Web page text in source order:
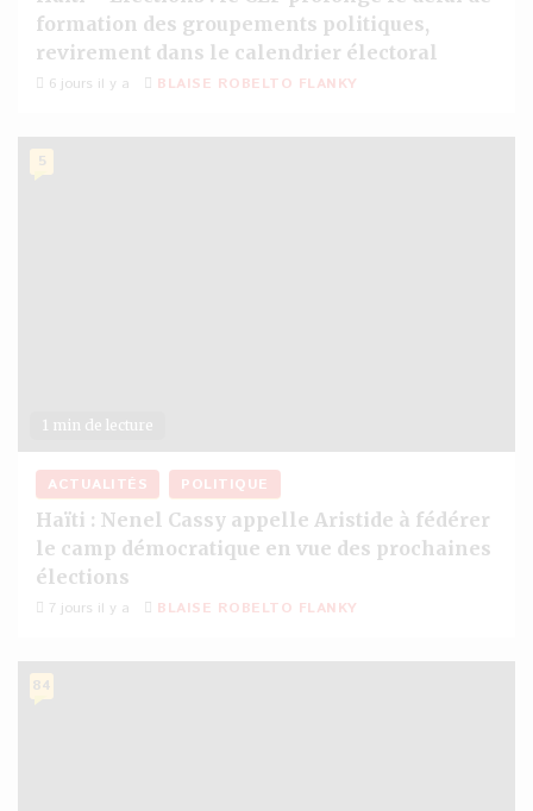
formation des groupements politiques,
revirement dans le calendrier électoral
6 jours il y a BLAISE ROBELTO FLANKY
1 min de lecture
5
ACTUALITÉS POLITIQUE
Haïti : Nenel Cassy appelle Aristide à fédérer
le camp démocratique en vue des prochaines
élections
7 jours il y a BLAISE ROBELTO FLANKY
84